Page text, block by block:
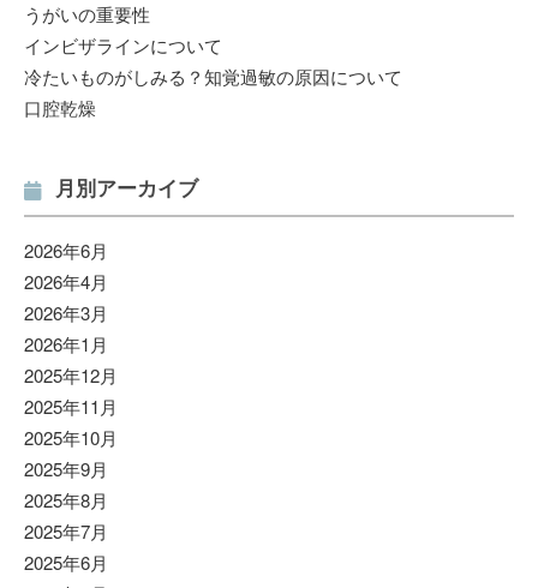
うがいの重要性
インビザラインについて
冷たいものがしみる？知覚過敏の原因について
口腔乾燥
月別アーカイブ
2026年6月
2026年4月
2026年3月
2026年1月
2025年12月
2025年11月
2025年10月
2025年9月
2025年8月
2025年7月
2025年6月